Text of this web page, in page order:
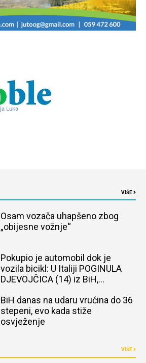
VIŠE
Osam vozača uhapšeno zbog
„obijesne vožnje“
Pokupio je automobil dok je
vozila bicikl: U Italiji POGINULA
DJEVOJČICA (14) iz BiH,
BiH danas na udaru vrućina do 36
stepeni, evo kada stiže
osvježenje
VIŠE